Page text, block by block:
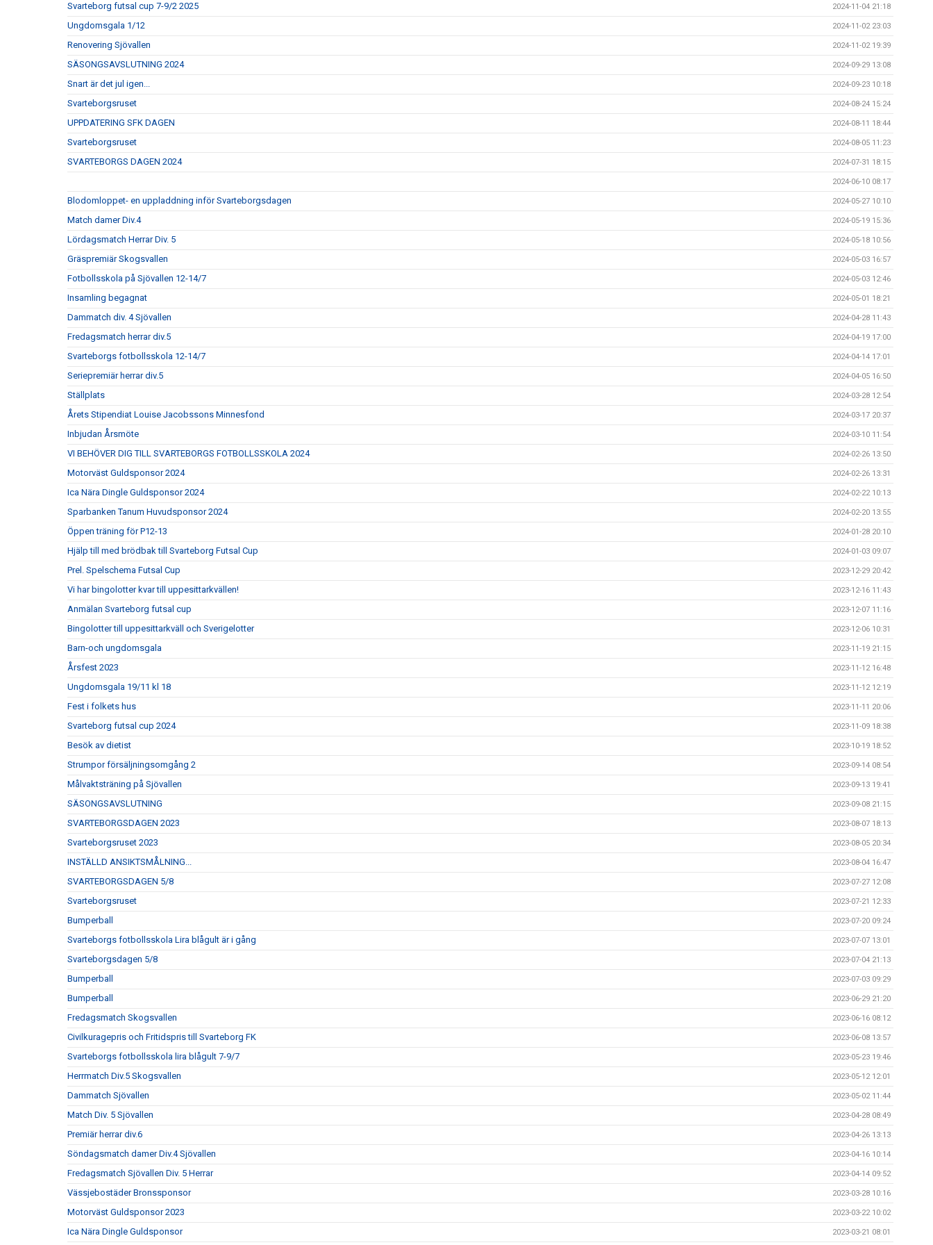
Svarteborg futsal cup 7-9/2 2025 2024-11-04 21:18
Ungdomsgala 1/12 2024-11-02 23:03
Renovering Sjövallen 2024-11-02 19:39
SÄSONGSAVSLUTNING 2024 2024-09-29 13:08
Snart är det jul igen... 2024-09-23 10:18
Svarteborgsruset 2024-08-24 15:24
UPPDATERING SFK DAGEN 2024-08-11 18:44
Svarteborgsruset 2024-08-05 11:23
SVARTEBORGS DAGEN 2024 2024-07-31 18:15
2024-06-10 08:17
Blodomloppet- en uppladdning inför Svarteborgsdagen 2024-05-27 10:10
Match damer Div.4 2024-05-19 15:36
Lördagsmatch Herrar Div. 5 2024-05-18 10:56
Gräspremiär Skogsvallen 2024-05-03 16:57
Fotbollsskola på Sjövallen 12-14/7 2024-05-03 12:46
Insamling begagnat 2024-05-01 18:21
Dammatch div. 4 Sjövallen 2024-04-28 11:43
Fredagsmatch herrar div.5 2024-04-19 17:00
Svarteborgs fotbollsskola 12-14/7 2024-04-14 17:01
Seriepremiär herrar div.5 2024-04-05 16:50
Ställplats 2024-03-28 12:54
Årets Stipendiat Louise Jacobssons Minnesfond 2024-03-17 20:37
Inbjudan Årsmöte 2024-03-10 11:54
VI BEHÖVER DIG TILL SVARTEBORGS FOTBOLLSSKOLA 2024 2024-02-26 13:50
Motorväst Guldsponsor 2024 2024-02-26 13:31
Ica Nära Dingle Guldsponsor 2024 2024-02-22 10:13
Sparbanken Tanum Huvudsponsor 2024 2024-02-20 13:55
Öppen träning för P12-13 2024-01-28 20:10
Hjälp till med brödbak till Svarteborg Futsal Cup 2024-01-03 09:07
Prel. Spelschema Futsal Cup 2023-12-29 20:42
Vi har bingolotter kvar till uppesittarkvällen! 2023-12-16 11:43
Anmälan Svarteborg futsal cup 2023-12-07 11:16
Bingolotter till uppesittarkväll och Sverigelotter 2023-12-06 10:31
Barn-och ungdomsgala 2023-11-19 21:15
Årsfest 2023 2023-11-12 16:48
Ungdomsgala 19/11 kl 18 2023-11-12 12:19
Fest i folkets hus 2023-11-11 20:06
Svarteborg futsal cup 2024 2023-11-09 18:38
Besök av dietist 2023-10-19 18:52
Strumpor försäljningsomgång 2 2023-09-14 08:54
Målvaktsträning på Sjövallen 2023-09-13 19:41
SÄSONGSAVSLUTNING 2023-09-08 21:15
SVARTEBORGSDAGEN 2023 2023-08-07 18:13
Svarteborgsruset 2023 2023-08-05 20:34
INSTÄLLD ANSIKTSMÅLNING... 2023-08-04 16:47
SVARTEBORGSDAGEN 5/8 2023-07-27 12:08
Svarteborgsruset 2023-07-21 12:33
Bumperball 2023-07-20 09:24
Svarteborgs fotbollsskola Lira blågult är i gång 2023-07-07 13:01
Svarteborgsdagen 5/8 2023-07-04 21:13
Bumperball 2023-07-03 09:29
Bumperball 2023-06-29 21:20
Fredagsmatch Skogsvallen 2023-06-16 08:12
Civilkuragepris och Fritidspris till Svarteborg FK 2023-06-08 13:57
Svarteborgs fotbollsskola lira blågult 7-9/7 2023-05-23 19:46
Herrmatch Div.5 Skogsvallen 2023-05-12 12:01
Dammatch Sjövallen 2023-05-02 11:44
Match Div. 5 Sjövallen 2023-04-28 08:49
Premiär herrar div.6 2023-04-26 13:13
Söndagsmatch damer Div.4 Sjövallen 2023-04-16 10:14
Fredagsmatch Sjövallen Div. 5 Herrar 2023-04-14 09:52
Vässjebostäder Bronssponsor 2023-03-28 10:16
Motorväst Guldsponsor 2023 2023-03-22 10:02
Ica Nära Dingle Guldsponsor 2023-03-21 08:01